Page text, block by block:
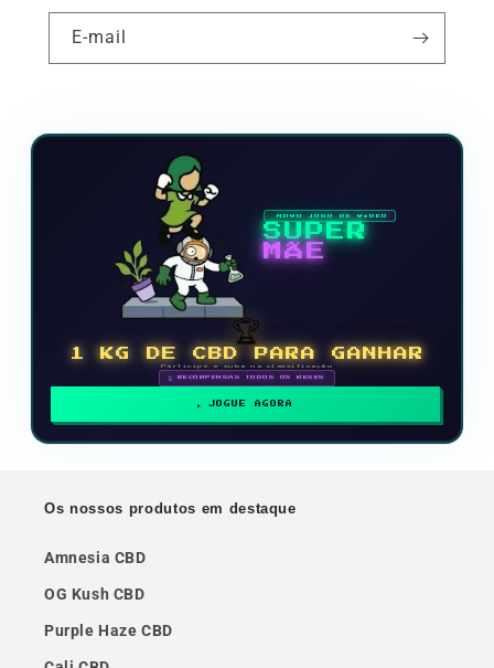
E-mail
NOVO JOGO DE VÍDEO
SUPER
MÃE
🏆
1 KG DE CBD PARA GANHAR
Participe e suba na classificação
🗓 RECOMPENSAS TODOS OS MESES
JOGUE AGORA
Os nossos produtos em destaque
Amnesia CBD
OG Kush CBD
Purple Haze CBD